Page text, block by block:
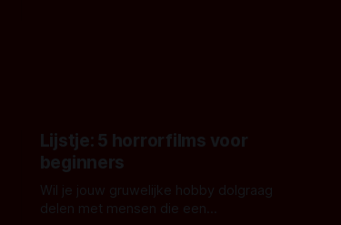
Lijstje: 5 horrorfilms voor
beginners
Wil je jouw gruwelijke hobby dolgraag
delen met mensen die een